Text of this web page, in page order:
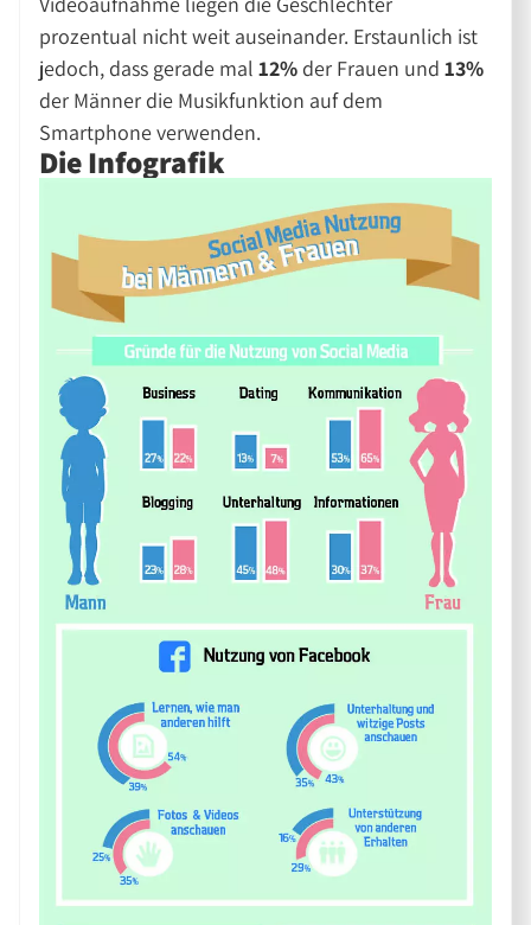
prozentual nicht weit auseinander. Erstaunlich ist
jedoch, dass gerade mal12% der Frauen und13%
der Männer die Musikfunktion auf dem
Smartphone verwenden.
Die Infografik